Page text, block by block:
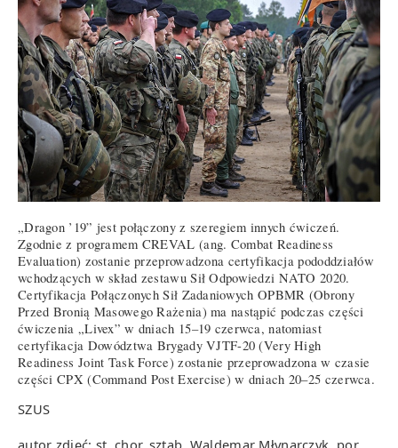
„Dragon ’19” jest połączony z szeregiem innych ćwiczeń.
Zgodnie z programem CREVAL (ang. Combat Readiness
Evaluation) zostanie przeprowadzona certyfikacja pododdziałów
wchodzących w skład zestawu Sił Odpowiedzi NATO 2020.
Certyfikacja Połączonych Sił Zadaniowych OPBMR (Obrony
Przed Bronią Masowego Rażenia) ma nastąpić podczas części
ćwiczenia „Livex” w dniach 15–19 czerwca, natomiast
certyfikacja Dowództwa Brygady VJTF-20 (Very High
Readiness Joint Task Force) zostanie przeprowadzona w czasie
części CPX (Command Post Exercise) w dniach 20–25 czerwca.
SZUS